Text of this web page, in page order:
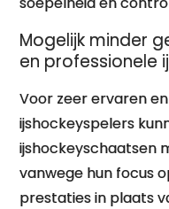
Mogelijk minder
en professionele
Voor zeer ervaren
ijshockeyspelers
ijshockeyschaatsen
vanwege hun focus
prestaties in plaats